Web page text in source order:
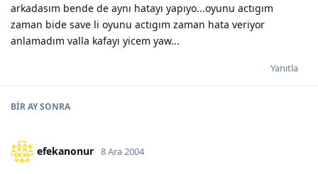
arkadasım bende de aynı hatayı yapıyo...oyunu actıgım
zaman bide save li oyunu actıgım zaman hata veriyor
anlamadım valla kafayı yicem yaw...
Yanıtla
BIR AYSONRA
efekanonur 8 Ara 2004